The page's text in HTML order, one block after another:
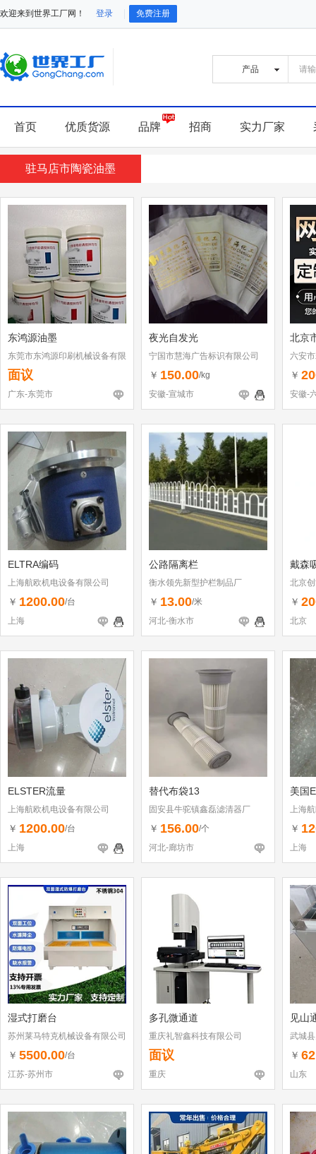
欢迎来到世界工厂网！ 登录 免费注册
首页 优质货源 品牌 招商 实力厂家
驻马店市陶瓷油墨
东鸿源油墨
东莞市东鸿源印刷机械设备有限
公司
面议
广东-东莞市
夜光自发光
宁国市慧海广告标识有限公司
￥ 150.00/kg
安徽-宣城市
北京
六安
￥
安徽-
ELTRA编码
上海航欧机电设备有限公司
￥ 1200.00/台
上海
公路隔离栏
衡水领先新型护栏制品厂
￥ 13.00/米
河北-衡水市
戴森
北京
￥
北京
ELSTER流量
上海航欧机电设备有限公司
￥ 1200.00/台
上海
替代布袋13
固安县牛驼镇鑫磊滤清器厂
￥ 156.00/个
河北-廊坊市
美国
上海
￥
上海
湿式打磨台
苏州莱马特克机械设备有限公司
￥ 5500.00/台
江苏-苏州市
多孔微通道
重庆礼智鑫科技有限公司
面议
重庆
见山
武城
体工
￥
山东